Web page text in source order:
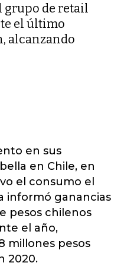
grupo de retail
el último
alcanzando
en sus
en Chile, en
el consumo el
informó ganancias
pesos chilenos
el año,
millones pesos
2020.